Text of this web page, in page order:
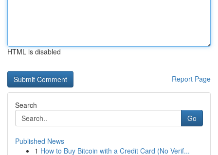
HTML is disabled
Report Page
Search
Go
Published News
1 How to Buy Bitcoin with a Credit Card (No Verif...